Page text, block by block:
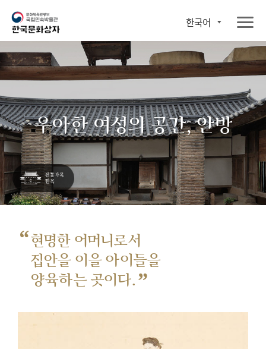
한국어
우아한 여성의 공간, 안방
“현명한 어머니로서
집안을 이을 아이들을
양육하는 곳이다. ”